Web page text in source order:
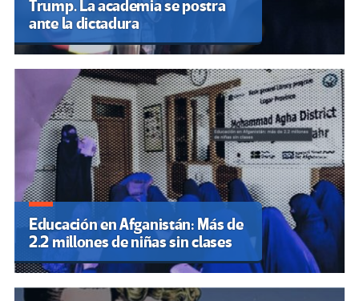
Trump. La academia se postra
ante la dictadura
Educación en Afganistán: Más de
2.2 millones de niñas sin clases